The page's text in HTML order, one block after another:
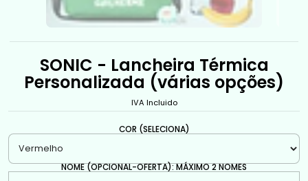
SONIC - Lancheira Térmica
Personalizada (várias opções)
IVA Incluido
COR (SELECIONA)
NOME (OPCIONAL-OFERTA): MÁXIMO 2 NOMES